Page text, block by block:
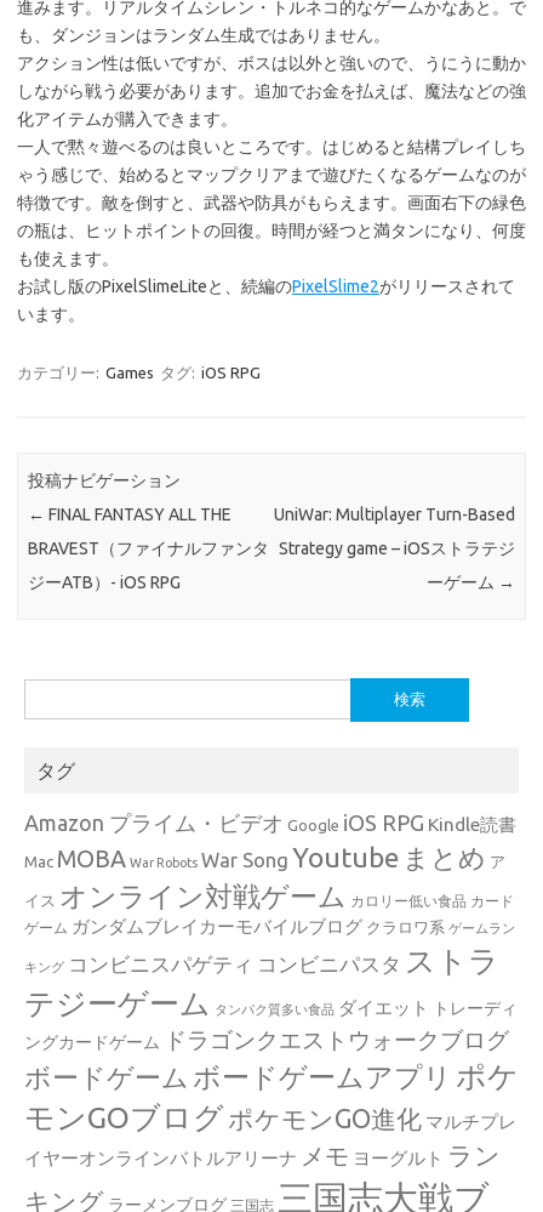
進みます。リアルタイムシレン・トルネコ的なゲームかなあと。で
も、ダンジョンはランダム生成ではありません。
アクション性は低いですが、ボスは以外と強いので、うにうに動か
しながら戦う必要があります。追加でお金を払えば、魔法などの強
化アイテムが購入できます。
一人で黙々遊べるのは良いところです。はじめると結構プレイしち
ゃう感じで、始めるとマップクリアまで遊びたくなるゲームなのが
特徴です。敵を倒すと、武器や防具がもらえます。画面右下の緑色
の瓶は、ヒットポイントの回復。時間が経つと満タンになり、何度
も使えます。
お試し版のPixelSlimeLiteと、続編のPixelSlime2がリリースされて
います。
カテゴリー: Games タグ: iOS RPG
投稿ナビゲーション
← FINAL FANTASY ALL THE
BRAVEST（ファイナルファンタ
ジーATB）- iOS RPG
UniWar: Multiplayer Turn-Based
Strategy game – iOSストラテジ
ーゲーム →
索:
タグ
Amazon プライム・ビデオ Google iOS RPG Kindle読書
Mac MOBA War Robots War Song Youtube まとめ ア
イス オンライン対戦ゲーム カロリー低い食品 カード
ゲーム ガンダムブレイカーモバイルブログ クラロワ系 ゲームラン
キング コンビニスパゲティ コンビニパスタ ストラ
テジーゲーム
タンパク質多い食品 ダイエット
トレーディ
ングカードゲーム
ドラゴンクエストウォークブログ
ボードゲーム ボードゲームアプリ ポケ
モンGOブログ ポケモンGO進化 マルチプレ
イヤーオンラインバトルアリーナ メモ ヨーグルト ラン
キング ラーメンブログ 三国志 三国志大戦ブ